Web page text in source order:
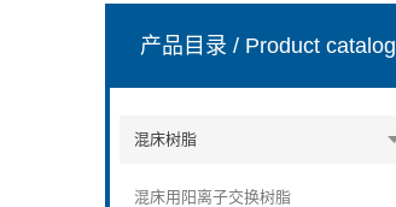
产品目录 / Product catalog
混床树脂
混床用阳离子交换树脂